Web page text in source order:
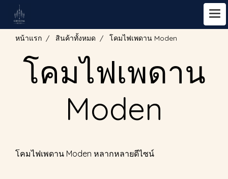
หน้าแรก สินค้าทั้งหมด โคมไฟเพดาน Moden
โคมไฟเพดาน
Moden
โคมไฟเพดาน Moden หลากหลายดีไซน์